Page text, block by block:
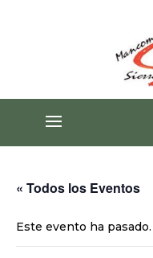
« Todos los Eventos
Este evento ha pasado.